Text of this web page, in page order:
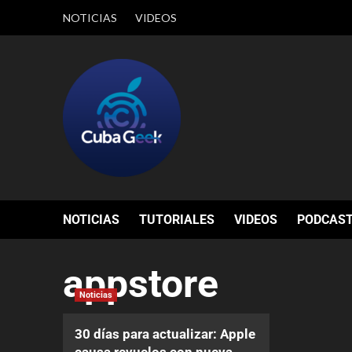
NOTICIAS VIDEOS
NOTICIAS TUTORIALES VIDEOS
appstore
Noticias
30 días para actualizar: Apple